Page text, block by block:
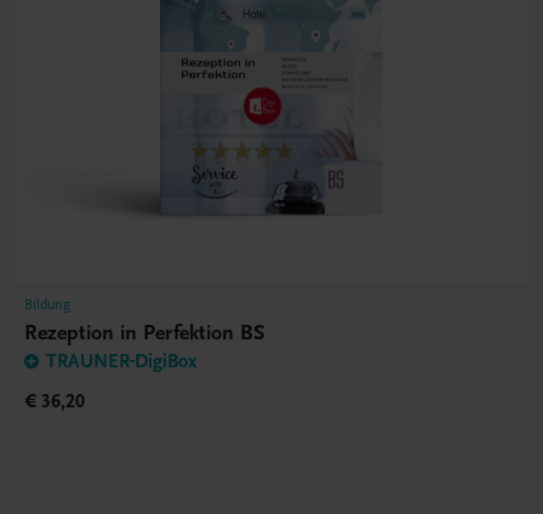
Bildung
Rezeption in Perfektion BS
TRAUNER-DigiBox
€ 36,20